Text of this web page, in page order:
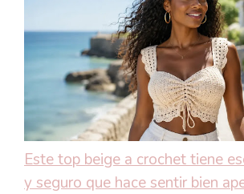
Este top beige a crochet tiene
y seguro que hace sentir bien